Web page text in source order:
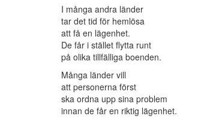
I många andra länder
tar det tid för hemlösa
att få en lägenhet.
De får i stället flytta runt
på olika tillfälliga boenden.
Många länder vill
att personerna först
ska ordna upp sina problem
innan de får en riktig lägenhet.